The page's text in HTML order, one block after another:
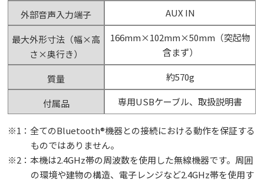
外部音声入力端子 AUX IN
最大外形寸法（幅×高
さ×奥行き）
166mm×102mm×50mm（突起物
含まず）
質量 約570g
付属品 専用USBケーブル、取扱説明書
※1：全てのBluetooth®機器との接続における動作を保証する
ものではありません。
※2：本機は2.4GHz帯の周波数を使用した無線機器です。周囲
の環境や建物の構造、電子レンジなど2.4GHz帯を使用す